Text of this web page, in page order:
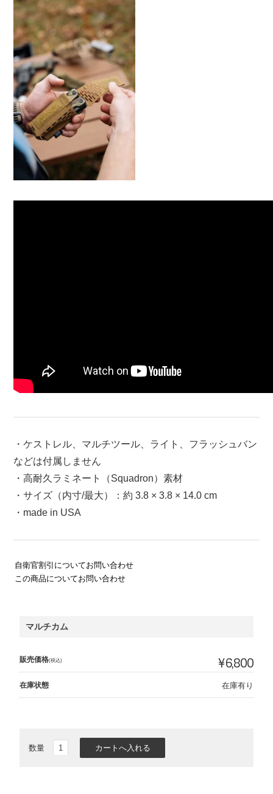
・ケストレル、マルチツール、ライト、フラッシュバン
などは付属しません
・高耐久ラミネート（Squadron）素材
・サイズ（内寸/最大）：約 3.8 × 3.8 × 14.0 cm
・made in USA
自衛官割引についてお問い合わせ
この商品についてお問い合わせ
マルチカム
販売価格(税込) ¥6,800
在庫状態 在庫有り
数量